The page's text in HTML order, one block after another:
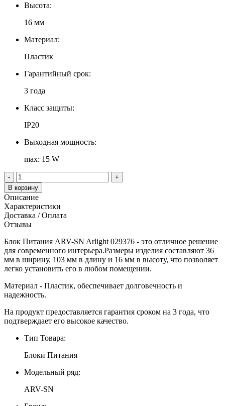
Высота:
16 мм
Материал:
Пластик
Гарантийный срок:
3 года
Класс защиты:
IP20
Выходная мощность:
max: 15 W
-
+
В корзину
Описание
Характеристики
Доставка / Оплата
Отзывы
Блок Питания ARV-SN Arlight 029376 - это отличное решение
для современного интерьера.Размеры изделия составляют 36
мм в ширину, 103 мм в длину и 16 мм в высоту, что позволяет
легко установить его в любом помещении.
Материал - Пластик, обеспечивает долговечность и
надежность.
На продукт предоставляется гарантия сроком на 3 года, что
подтверждает его высокое качество.
Тип Товара:
Блоки Питания
Модельный ряд:
ARV-SN